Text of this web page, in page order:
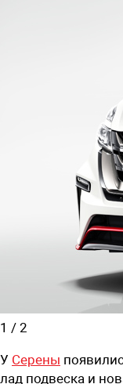
1 / 2
У Серены
лад подвеска и